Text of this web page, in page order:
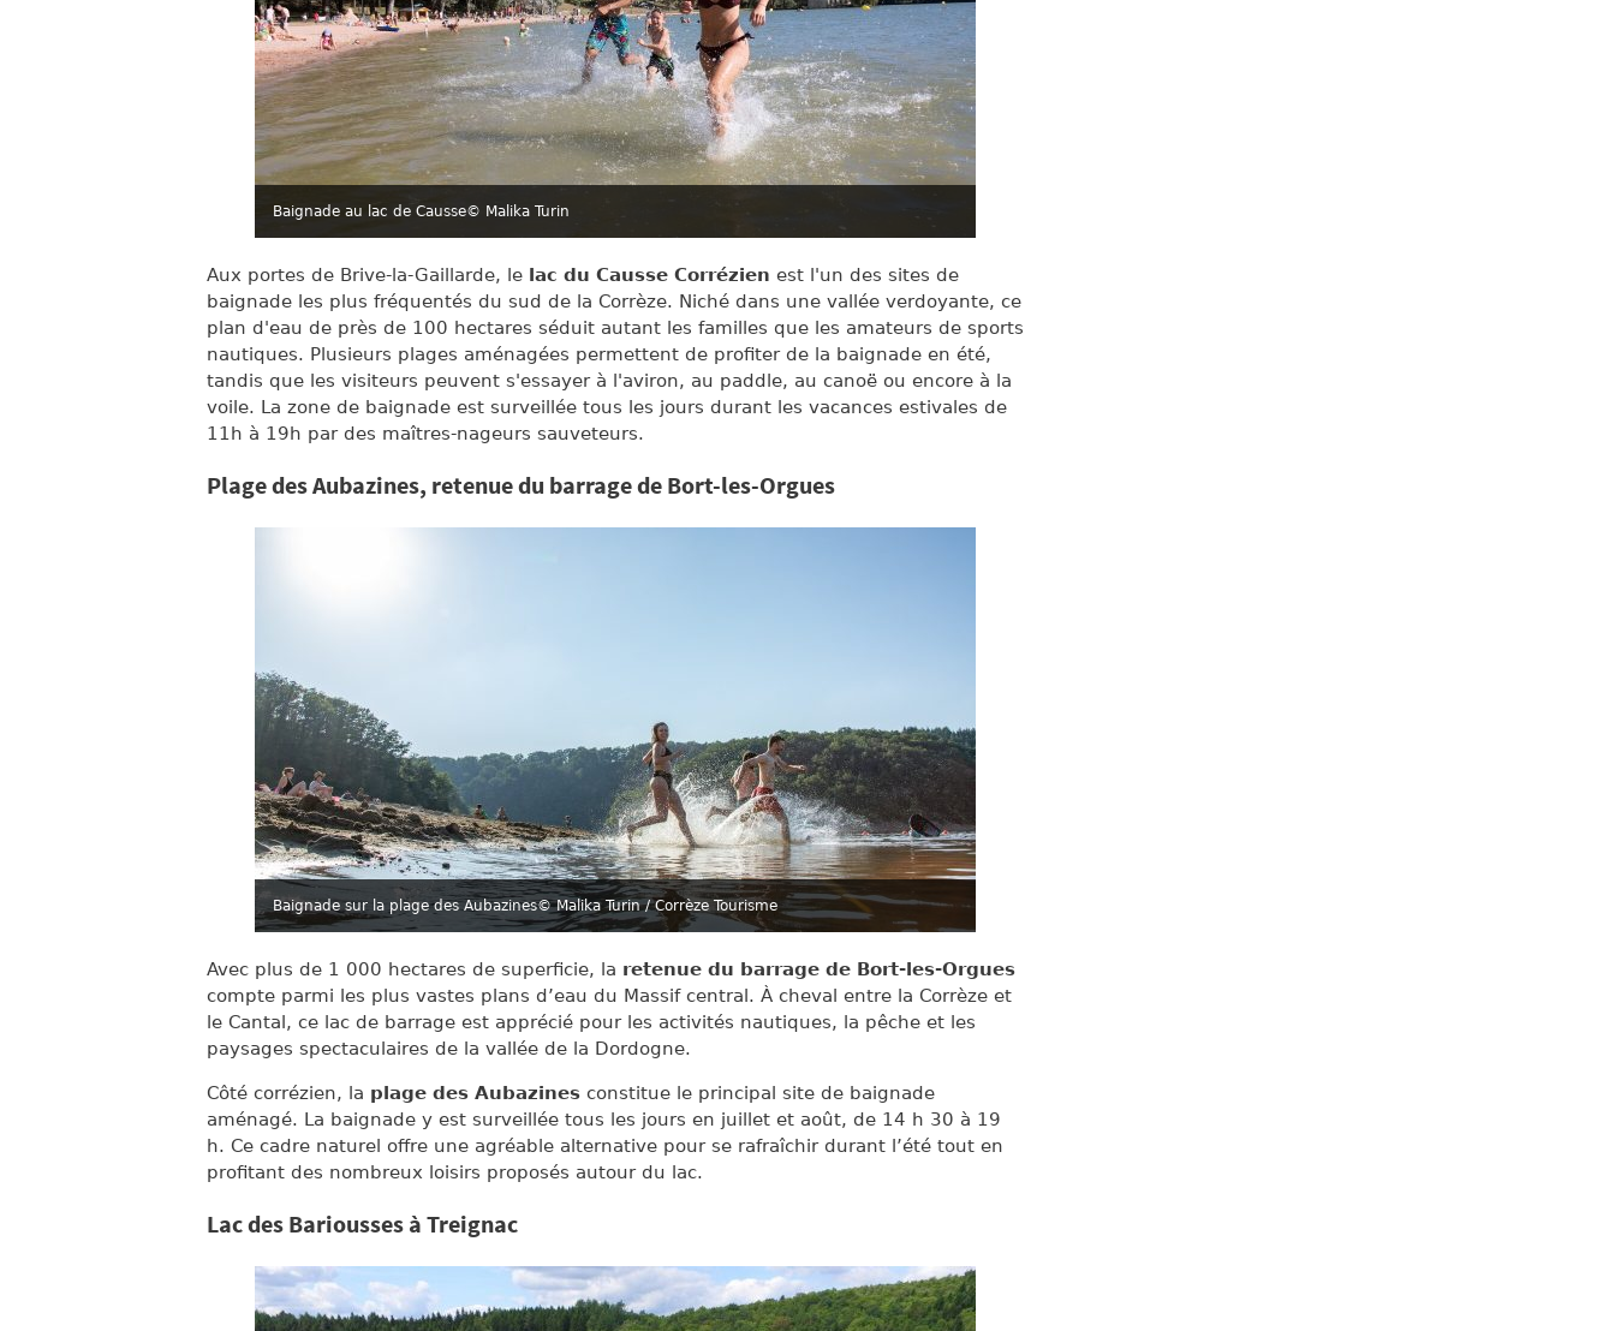
Baignade au lac de Causse© Malika Turin
Aux portes de Brive-la-Gaillarde, le lac du Causse Corrézien est l'un des sites de
baignade les plus fréquentés du sud de la Corrèze. Niché dans une vallée verdoyante, ce
plan d'eau de près de 100 hectares séduit autant les familles que les amateurs de sports
nautiques. Plusieurs plages aménagées permettent de profiter de la baignade en été,
tandis que les visiteurs peuvent s'essayer à l'aviron, au paddle, au canoë ou encore à la
voile. La zone de baignade est surveillée tous les jours durant les vacances estivales de
11h à 19h par des maîtres-nageurs sauveteurs.
Plage des Aubazines, retenue du barrage de Bort-les-Orgues
Baignade sur la plage des Aubazines© Malika Turin / Corrèze Tourisme
Avec plus de 1 000 hectares de superficie, la retenue du barrage de Bort-les-Orgues
compte parmi les plus vastes plans d’eau du Massif central. À cheval entre la Corrèze et
le Cantal, ce lac de barrage est apprécié pour les activités nautiques, la pêche et les
paysages spectaculaires de la vallée de la Dordogne.
Côté corrézien, la plage des Aubazines constitue le principal site de baignade
aménagé. La baignade y est surveillée tous les jours en juillet et août, de 14 h 30 à 19
h. Ce cadre naturel offre une agréable alternative pour se rafraîchir durant l’été tout en
profitant des nombreux loisirs proposés autour du lac.
Lac des Bariousses à Treignac